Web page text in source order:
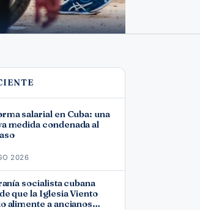
salarial en Cuba: una
medida condenada al
2026
socialista cubana
que la Iglesia Viento
alimente a ancianos